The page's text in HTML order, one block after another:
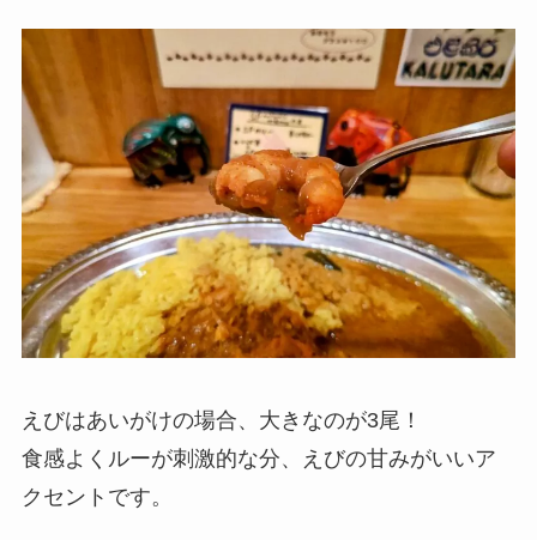
えびはあいがけの場合、大きなのが3尾！
食感よくルーが刺激的な分、えびの甘みがいいア
クセントです。